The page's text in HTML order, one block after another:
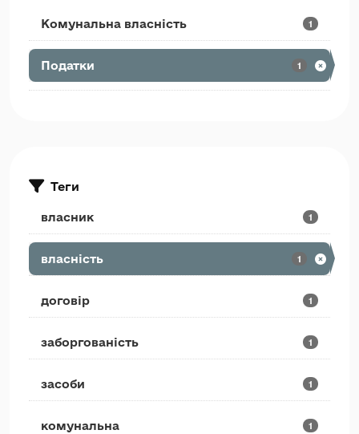
Комунальна власність 1
Податки 1
Теги
власник 1
власність 1
договір 1
заборгованість 1
засоби 1
комунальна 1